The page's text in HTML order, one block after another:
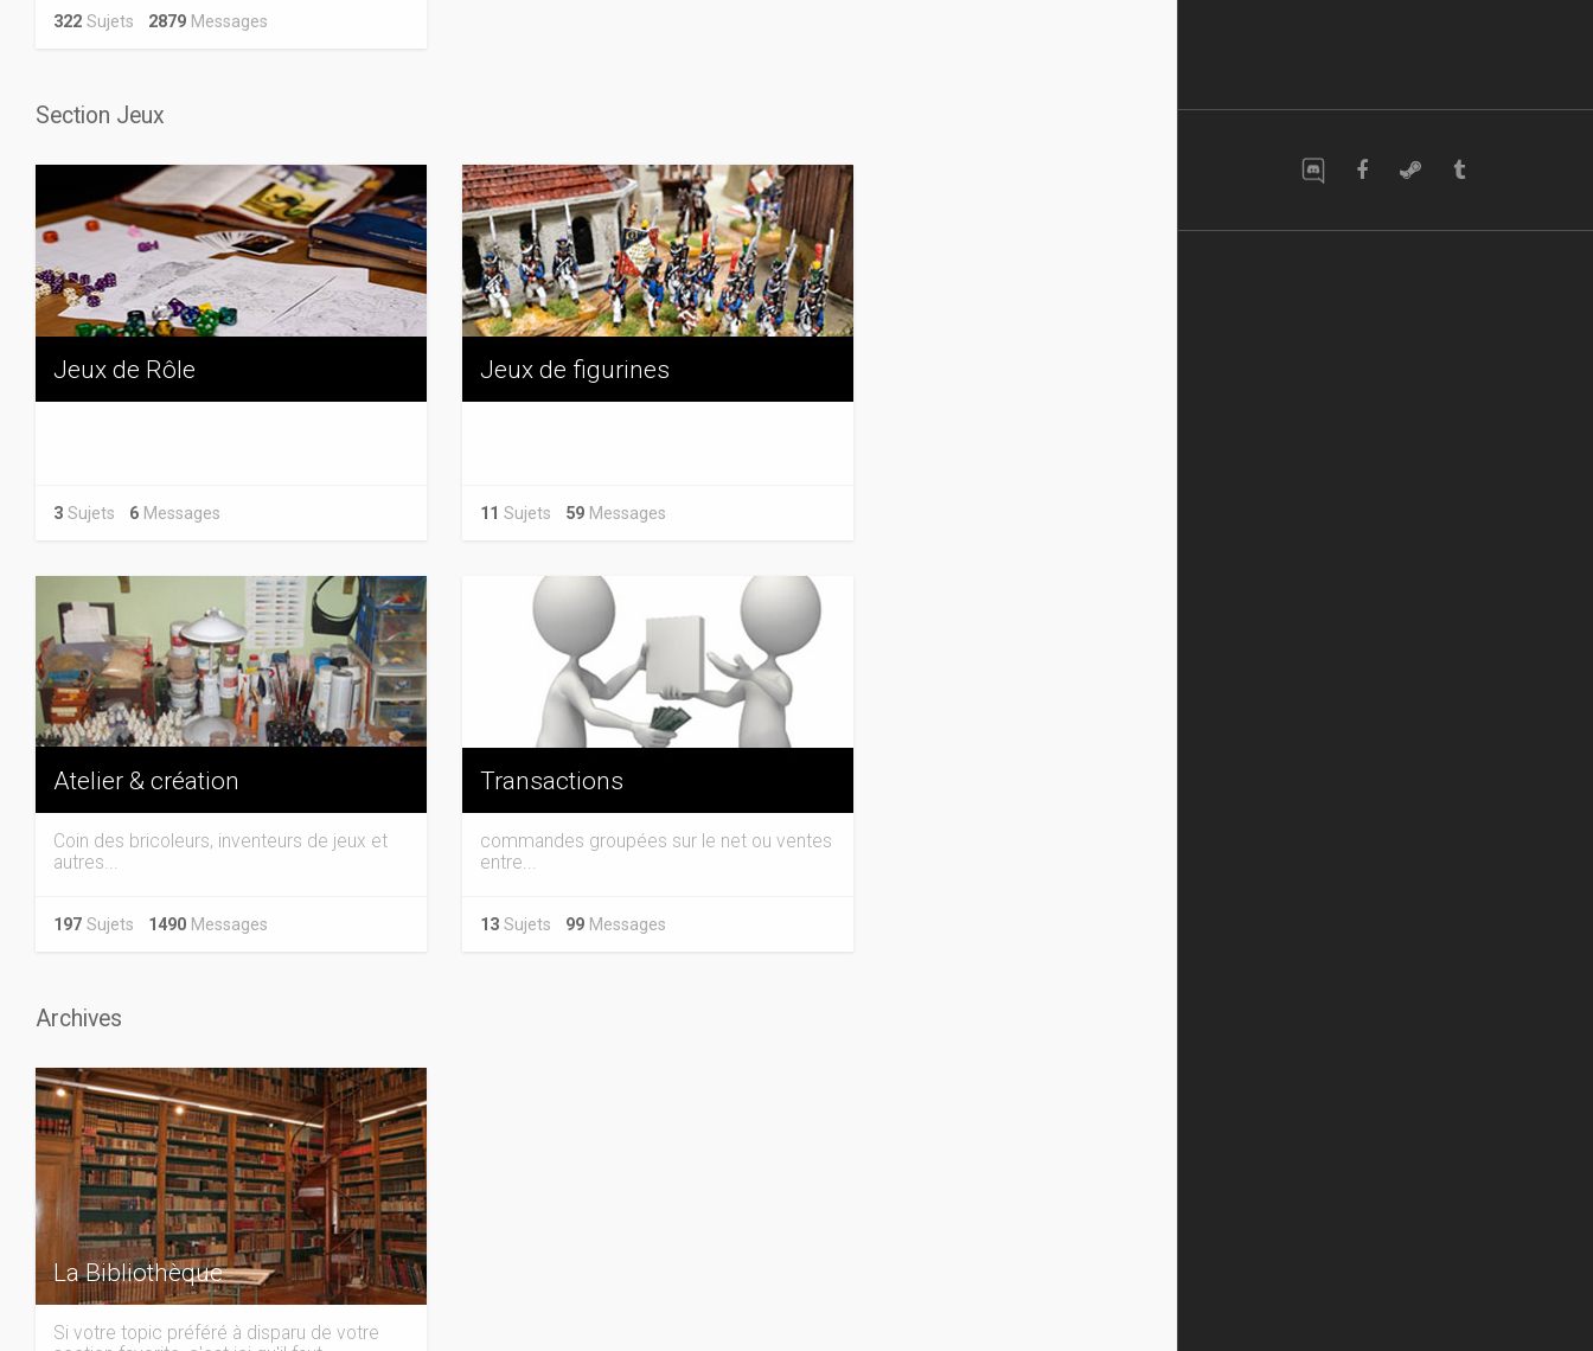
322 Sujets 2879 Messages
Section Jeux
Jeux de Rôle
3 Sujets 6 Messages
Jeux de figurines
11 Sujets 59 Messages
Atelier & création
Coin des bricoleurs, inventeurs de jeux et
autres...
197 Sujets 1490 Messages
Transactions
commandes groupées sur le net ou ventes
entre...
13 Sujets 99 Messages
Archives
La Bibliothèque
Si votre topic préféré à disparu de votre